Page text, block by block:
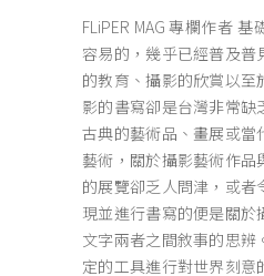
FLiPER MAG 專欄作者
容易的，幾乎已經普及普
的教育、攝影的欣賞以
影的書寫卻是台灣非常
古典的藝術品、畫展或當
藝術，關於攝影藝術作品
的展覽卻乏人問津，或者
現並進行書寫的便是關
文字兩者之間敘事的思
定的工具進行對世界刻意